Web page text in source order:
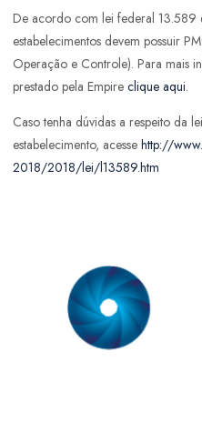
De acordo com lei federal
estabelecimentos devem possuir
Operação e Controle). Para mais
prestado pela Empire clique aqui.
Caso tenha dúvidas a respeito da
estabelecimento, acesse http://
2018/2018/lei/l13589.htm